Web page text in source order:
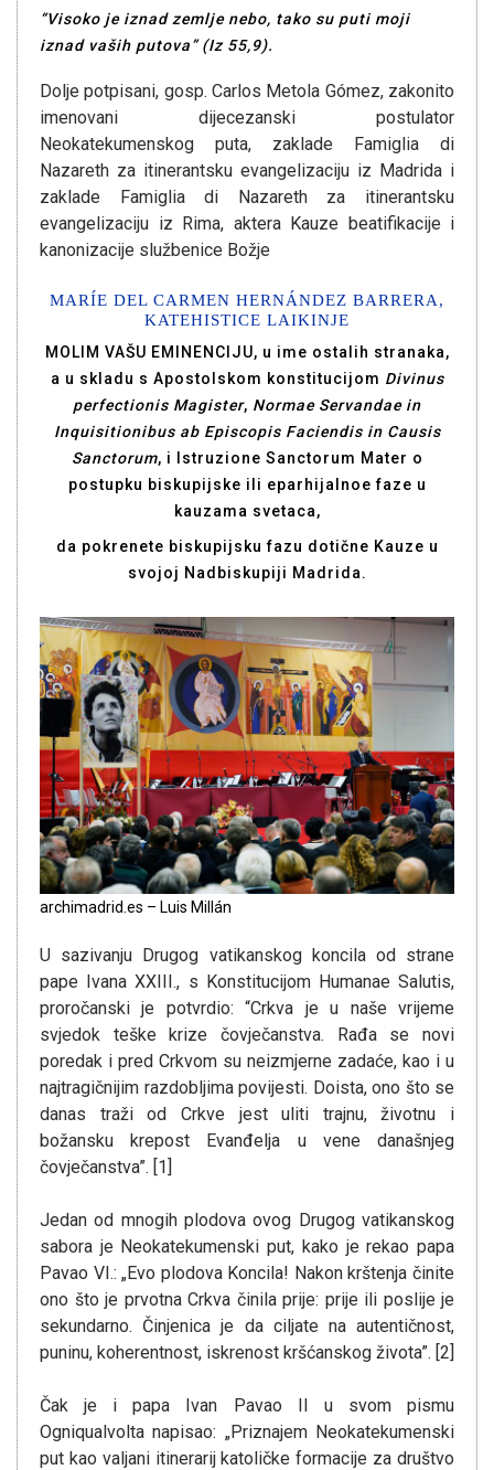
“Visoko je iznad zemlje nebo, tako su puti moji
iznad vaših putova” (Iz 55,9).
Dolje potpisani, gosp. Carlos Metola Gómez, zakonito
imenovani dijecezanski postulator
Neokatekumenskog puta, zaklade Famiglia di
Nazareth za itinerantsku evangelizaciju iz Madrida i
zaklade Famiglia di Nazareth za itinerantsku
evangelizaciju iz Rima, aktera Kauze beatifikacije i
kanonizacije službenice Božje
MARÍE DEL CARMEN HERNÁNDEZ BARRERA,
KATEHISTICE LAIKINJE
MOLIM VAŠU EMINENCIJU, u ime ostalih stranaka,
a u skladu s Apostolskom konstitucijom Divinus
perfectionis Magister, Normae Servandae in
Inquisitionibus ab Episcopis Faciendis in Causis
Sanctorum, i Istruzione Sanctorum Mater o
postupku biskupijske ili eparhijalnoe faze u
kauzama svetaca,
da pokrenete biskupijsku fazu dotične Kauze u
svojoj Nadbiskupiji Madrida.
archimadrid.es – Luis Millán
U sazivanju Drugog vatikanskog koncila od strane
pape Ivana XXIII., s Konstitucijom Humanae Salutis,
proročanski je potvrdio: “Crkva je u naše vrijeme
svjedok teške krize čovječanstva. Rađa se novi
poredak i pred Crkvom su neizmjerne zadaće, kao i u
najtragičnijim razdobljima povijesti. Doista, ono što se
danas traži od Crkve jest uliti trajnu, životnu i
božansku krepost Evanđelja u vene današnjeg
čovječanstva”. [1]
Jedan od mnogih plodova ovog Drugog vatikanskog
sabora je Neokatekumenski put, kako je rekao papa
Pavao VI.: „Evo plodova Koncila! Nakon krštenja činite
ono što je prvotna Crkva činila prije: prije ili poslije je
sekundarno. Činjenica je da ciljate na autentičnost,
puninu, koherentnost, iskrenost kršćanskog života”. [2]
Čak je i papa Ivan Pavao II u svom pismu
Ogniqualvolta napisao: „Priznajem Neokatekumenski
put kao valjani itinerarij katoličke formacije za društvo